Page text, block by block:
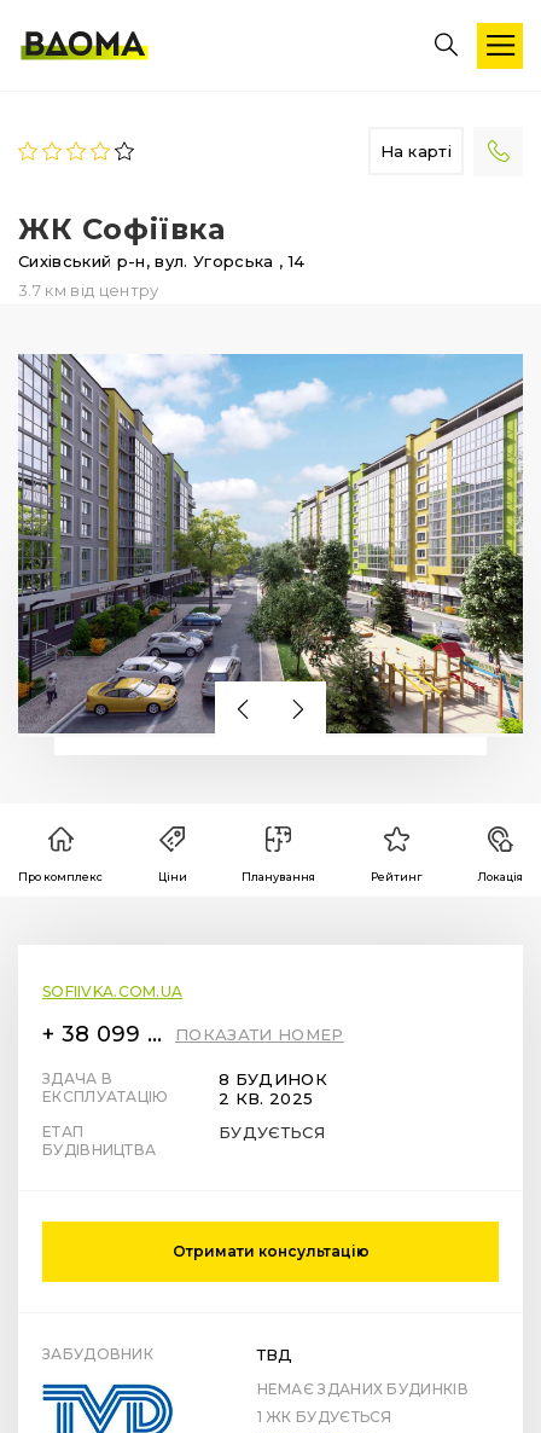
На карті
ЖК Софіївка
Сихівський р-н,вул. Угорська , 14
3.7 км від центру
Про комплекс Ціни Планування Рейтинг Локація
SOFIIVKA.COM.UA
+ 38 099 78 78 287 ПОКАЗАТИ НОМЕР
ЗДАЧА В
ЕКСПЛУАТАЦІЮ
8 БУДИНОК
2 КВ. 2025
ЕТАП
БУДІВНИЦТВА
БУДУЄТЬСЯ
Отримати консультацію
ЗАБУДОВНИК ТВД
НЕМАЄ ЗДАНИХ БУДИНКІВ
1 ЖК БУДУЄТЬСЯ